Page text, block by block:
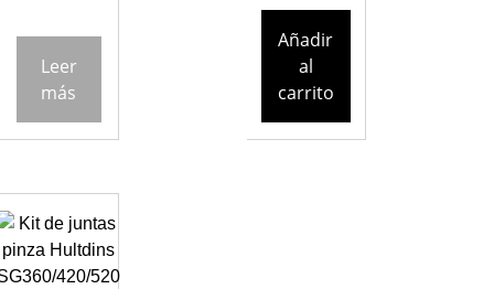
Leer
más
Añadir
al
carrito